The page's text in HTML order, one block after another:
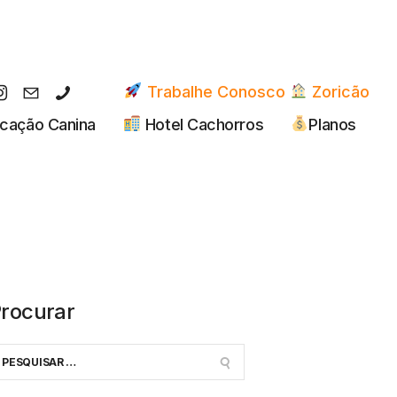
Trabalhe Conosco
Zoricão
Canina Hotel Cachorros Planos